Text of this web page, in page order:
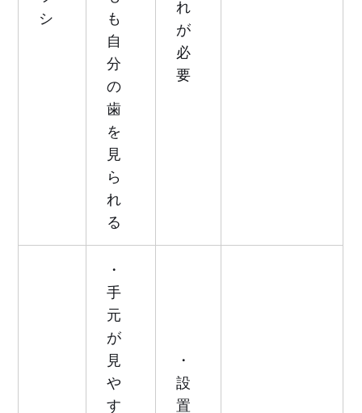
シ
も
自
分
の
歯
を
見
ら
れ
る
れ
が
必
要
・
手
元
が
見
や
す
・
設
置